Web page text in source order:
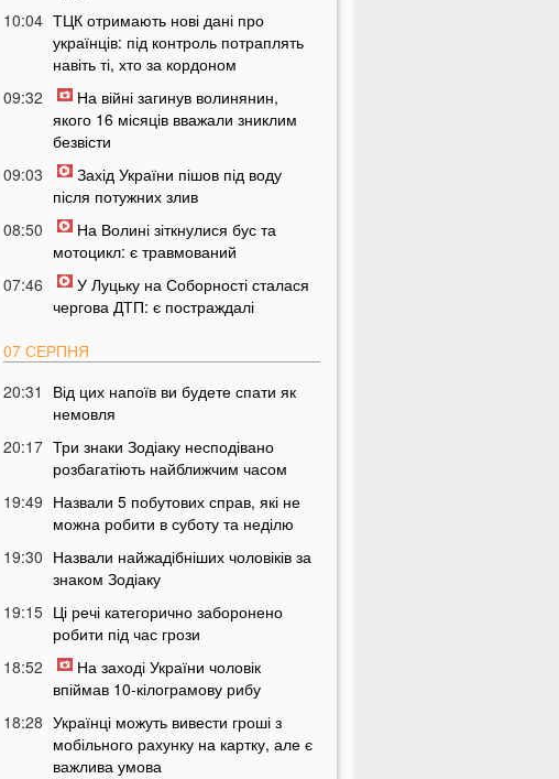
10:04 ТЦК отримають нові дані про
українців: під контроль потраплять
навіть ті, хто за кордоном
09:32
На війні загинув волинянин,
якого 16 місяців вважали зниклим
безвісти
09:03
Захід України пішов під воду
після потужних злив
08:50
На Волині зіткнулися бус та
мотоцикл: є травмований
07:46
У Луцьку на Соборності сталася
чергова ДТП: є постраждалі
07 СЕРПНЯ
20:31
Від цих напоїв ви будете спати як
немовля
20:17 Три знаки Зодіаку несподівано
розбагатіють найближчим часом
19:49 Назвали 5 побутових справ, які не
можна робити в суботу та неділю
19:30 Назвали найжадібніших чоловіків за
знаком Зодіаку
19:15 Ці речі категорично заборонено
робити під час грози
18:52
На заході України чоловік
впіймав 10-кілограмову рибу
18:28 Українці можуть вивести гроші з
мобільного рахунку на картку, але є
важлива умова